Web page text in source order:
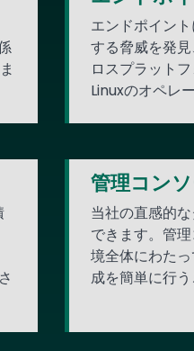
エンドポイン
する脅威を発
ロスプラット
Linuxのオペレ
管理コン
当社の直感的
できます。管
境全体にわた
成を簡単に行う